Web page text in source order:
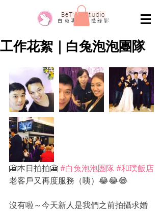
​BeTwo Studio
​白 兔 專 業 婚 禮 錄 影
工作花絮｜白兔泡泡團隊
🎦本日拍拍🎦 #白兔泡泡團隊 #和璞飯店
老客戶又再度服務（咦）😂😂😂
沒有啦～今天新人是我們之前拍攝求婚